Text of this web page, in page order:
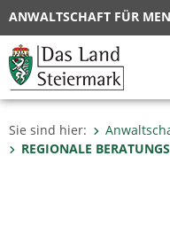
ANWALTSCHAFT FÜR
Sie sind hier:
REGIONALE